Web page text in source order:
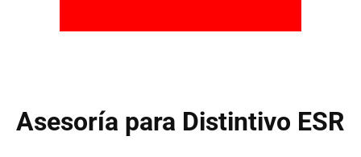
Asesoría para Distintivo ESR